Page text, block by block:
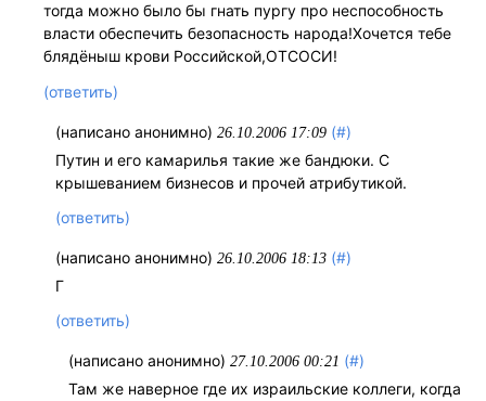
тогда можно было бы гнать пургу про неспособность
власти обеспечить безопасность народа!Хочется тебе
блядёныш крови Российской,ОТСОСИ!
(ответить)
(написано анонимно)26.10.2006 17:09 (#)
Путин и его камарилья такие же бандюки. С
крышеванием бизнесов и прочей атрибутикой.
(ответить)
(написано анонимно)26.10.2006 18:13 (#)
Г
(ответить)
(написано анонимно) 27.10.2006 00:21 (#)
Там же наверное где их израильские коллеги, когда